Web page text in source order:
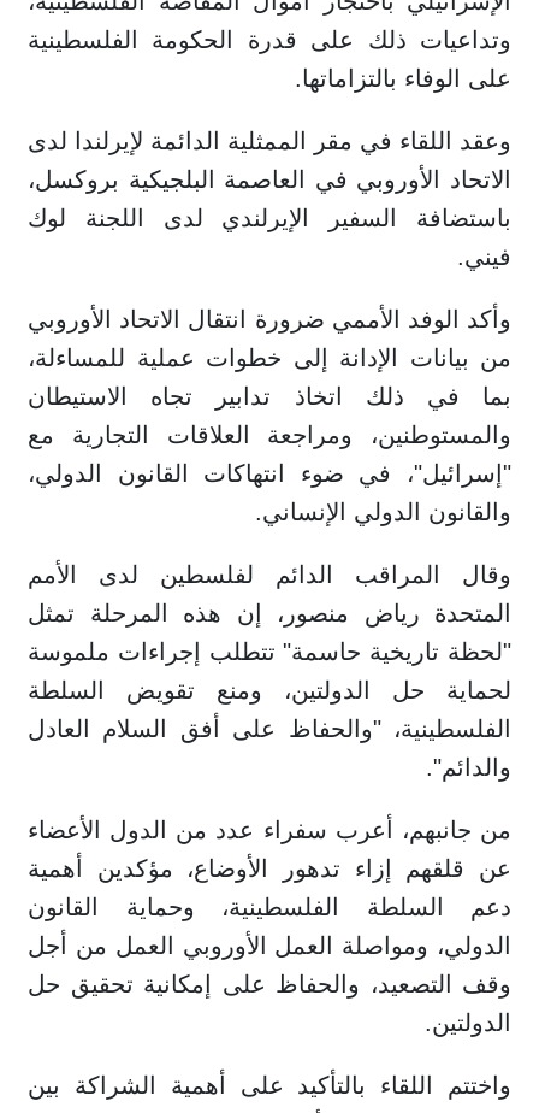
وتداعيات ذلك على قدرة الحكومة الفلسطينية
على الوفاء بالتزاماتها.
وعقد اللقاء في مقر الممثلية الدائمة لإيرلندا لدى
الاتحاد الأوروبي في العاصمة البلجيكية بروكسل،
باستضافة السفير الإيرلندي لدى اللجنة لوك
فيني.
وأكد الوفد الأممي ضرورة انتقال الاتحاد الأوروبي
من بيانات الإدانة إلى خطوات عملية للمساءلة،
بما في ذلك اتخاذ تدابير تجاه الاستيطان
والمستوطنين، ومراجعة العلاقات التجارية مع
"إسرائيل"، في ضوء انتهاكات القانون الدولي،
والقانون الدولي الإنساني.
وقال المراقب الدائم لفلسطين لدى الأمم
المتحدة رياض منصور، إن هذه المرحلة تمثل
"لحظة تاريخية حاسمة" تتطلب إجراءات ملموسة
لحماية حل الدولتين، ومنع تقويض السلطة
الفلسطينية، "والحفاظ على أفق السلام العادل
والدائم".
من جانبهم، أعرب سفراء عدد من الدول الأعضاء
عن قلقهم إزاء تدهور الأوضاع، مؤكدين أهمية
دعم السلطة الفلسطينية، وحماية القانون
الدولي، ومواصلة العمل الأوروبي العمل من أجل
وقف التصعيد، والحفاظ على إمكانية تحقيق حل
الدولتين.
واختتم اللقاء بالتأكيد على أهمية الشراكة بين